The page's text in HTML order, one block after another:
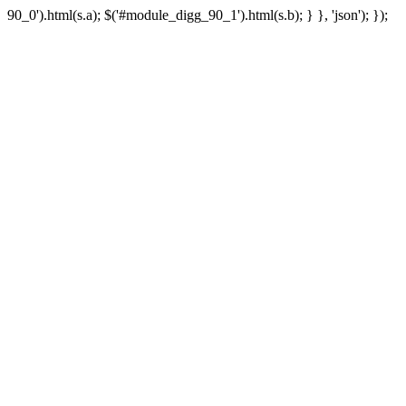
90_0').html(s.a); $('#module_digg_90_1').html(s.b); } }, 'json'); });